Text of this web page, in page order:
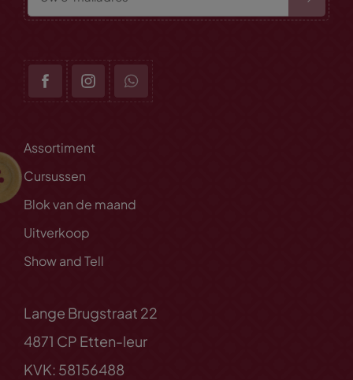
Assortiment
Cursussen
Blok van de maand
Uitverkoop
Show and Tell
Lange Brugstraat 22
4871 CP Etten-leur
KVK: 58156488